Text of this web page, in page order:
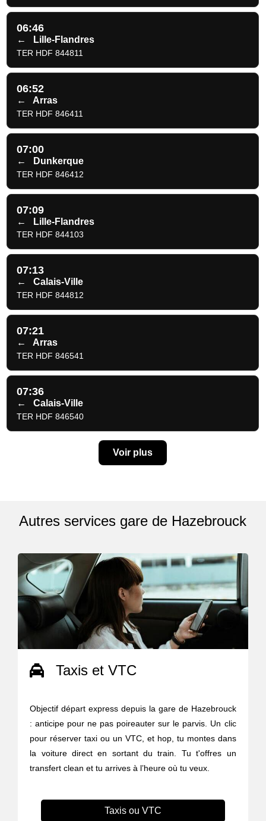
06:46
← Lille-Flandres
TER HDF 844811
06:52
← Arras
TER HDF 846411
07:00
← Dunkerque
TER HDF 846412
07:09
← Lille-Flandres
TER HDF 844103
07:13
← Calais-Ville
TER HDF 844812
07:21
← Arras
TER HDF 846541
07:36
← Calais-Ville
TER HDF 846540
Voir plus
Autres services gare de Hazebrouck
Taxis et VTC
Objectif départ express depuis la gare de Hazebrouck
: anticipe pour ne pas poireauter sur le parvis. Un clic
pour réserver taxi ou un VTC, et hop, tu montes dans
la voiture direct en sortant du train. Tu t'offres un
transfert clean et tu arrives à l’heure où tu veux.
Taxis ou VTC